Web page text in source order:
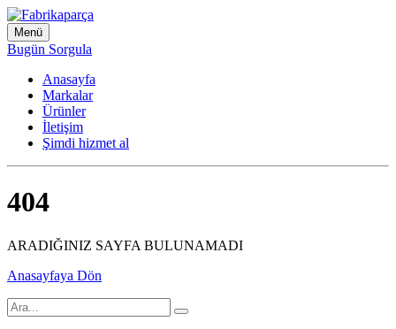
Menü
Bugün Sorgula
Anasayfa
Markalar
Ürünler
İletişim
Şimdi hizmet al
404
ARADIĞINIZ SAYFA BULUNAMADI
Anasayfaya Dön